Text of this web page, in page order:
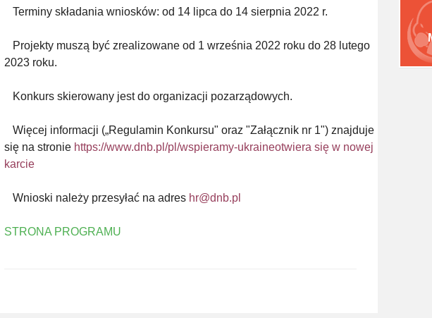
Terminy składania wniosków: od 14 lipca do 14 sierpnia 2022 r.
Projekty muszą być zrealizowane od 1 września 2022 roku do 28 lutego
2023 roku.
Konkurs skierowany jest do organizacji pozarządowych.
Więcej informacji („Regulamin Konkursu" oraz "Załącznik nr 1") znajduje
się na stronie https://www.dnb.pl/pl/wspieramy-ukraineotwiera się w nowej
karcie
Wnioski należy przesyłać na adres hr@dnb.pl
STRONA PROGRAMU